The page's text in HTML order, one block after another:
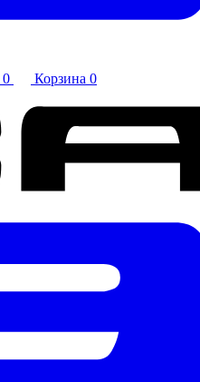
0 Корзина 0